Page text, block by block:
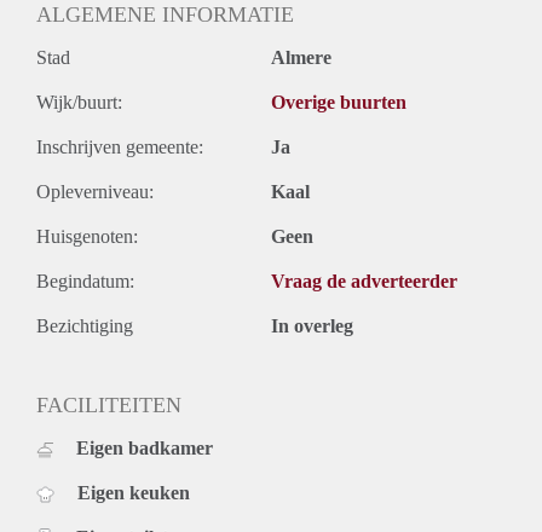
ALGEMENE INFORMATIE
Stad Almere
Wijk/buurt: Overige buurten
Inschrijven gemeente: Ja
Opleverniveau: Kaal
Huisgenoten: Geen
Begindatum: Vraag de adverteerder
Bezichtiging In overleg
FACILITEITEN
Eigen badkamer
Eigen keuken